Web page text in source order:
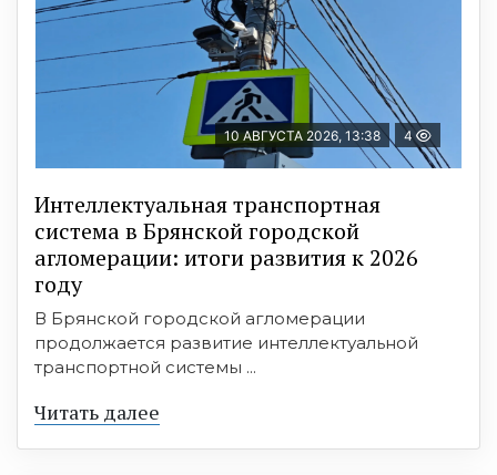
10 АВГУСТА 2026, 13:38 4
Интеллектуальная транспортная
система в Брянской городской
агломерации: итоги развития к 2026
году
В Брянской городской агломерации
продолжается развитие интеллектуальной
транспортной системы ...
Читать далее